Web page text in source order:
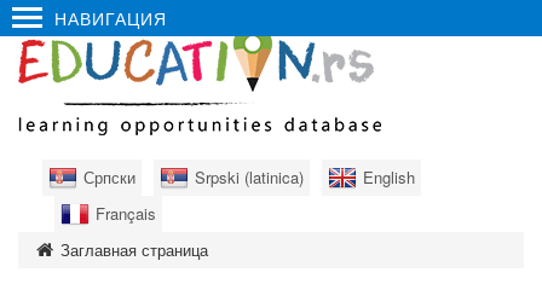
НАВИГАЦИЯ
Српски Srpski (latinica)
English
Français
Заглавная страница